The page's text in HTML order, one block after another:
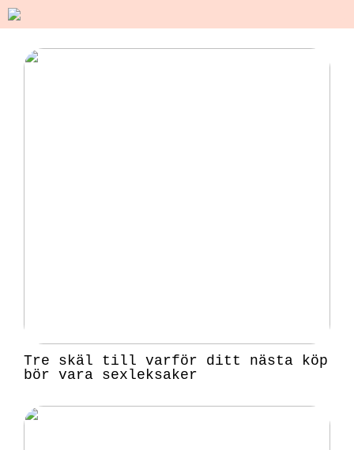
Tre skäl till varför ditt nästa köp
bör vara sexleksaker